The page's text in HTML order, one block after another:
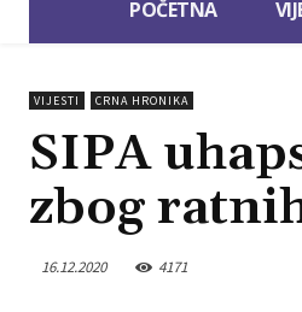
POČETNA
VIJESTI CRNA HRONIKA
SIPA
zbog
16.12.2020 4171